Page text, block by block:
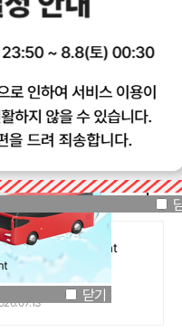
닫기
리무진
예매
리무진
이용 혜택
심공항리무진 x H.Point
쿠폰 이벤트